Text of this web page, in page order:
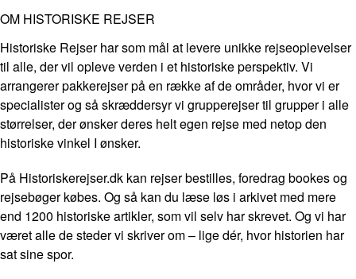
OM HISTORISKE REJSER
Historiske Rejser har som mål at levere unikke rejseoplevelser
til alle, der vil opleve verden i et historiske perspektiv. Vi
arrangerer pakkerejser på en række af de områder, hvor vi er
specialister og så skræddersyr vi grupperejser til grupper i alle
størrelser, der ønsker deres helt egen rejse med netop den
historiske vinkel I ønsker.
På Historiskerejser.dk kan rejser bestilles, foredrag bookes og
rejsebøger købes. Og så kan du læse løs i arkivet med mere
end 1200 historiske artikler, som vil selv har skrevet. Og vi har
været alle de steder vi skriver om – lige dér, hvor historien har
sat sine spor.